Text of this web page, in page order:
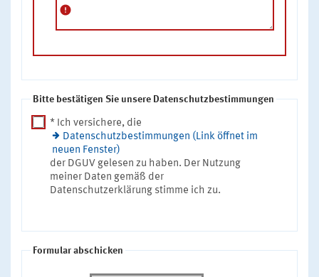
error
Bitte bestätigen Sie unsere Datenschutzbestimmungen
* Ich versichere, die
Datenschutzbestimmungen (Link öffnet im
neuen Fenster)
der DGUV gelesen zu haben. Der Nutzung
meiner Daten gemäß der
Datenschutzerklärung stimme ich zu.
Formular abschicken